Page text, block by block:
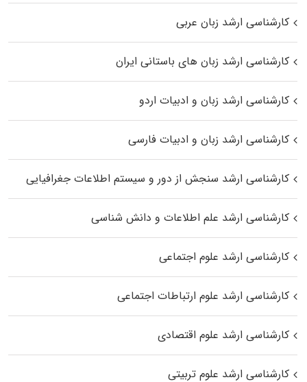
کارشناسی ارشد زبان عربی
کارشناسی ارشد زبان‌ های باستانی ایران
کارشناسی ارشد زبان و ادبیات اردو
کارشناسی ارشد زبان و ادبیات فارسی
کارشناسی ارشد سنجش از دور و سیستم اطلاعات جغرافیایی
کارشناسی ارشد علم اطلاعات و دانش شناسی
کارشناسی ارشد علوم اجتماعی
کارشناسی ارشد علوم ارتباطات اجتماعی
کارشناسی ارشد علوم اقتصادی
کارشناسی ارشد علوم تربیتی